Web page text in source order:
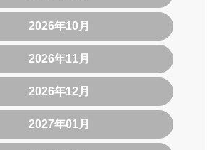
2026年10月
2026年11月
2026年12月
2027年01月